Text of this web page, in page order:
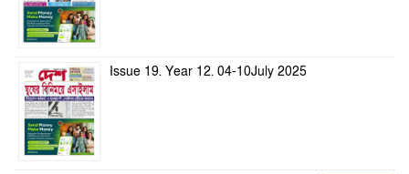
Issue 19. Year 12. 04-10July 2025